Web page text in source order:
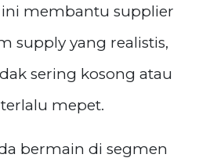
membantu supplier
supply yang realistis,
sering kosong atau
mepet.
bermain di segmen